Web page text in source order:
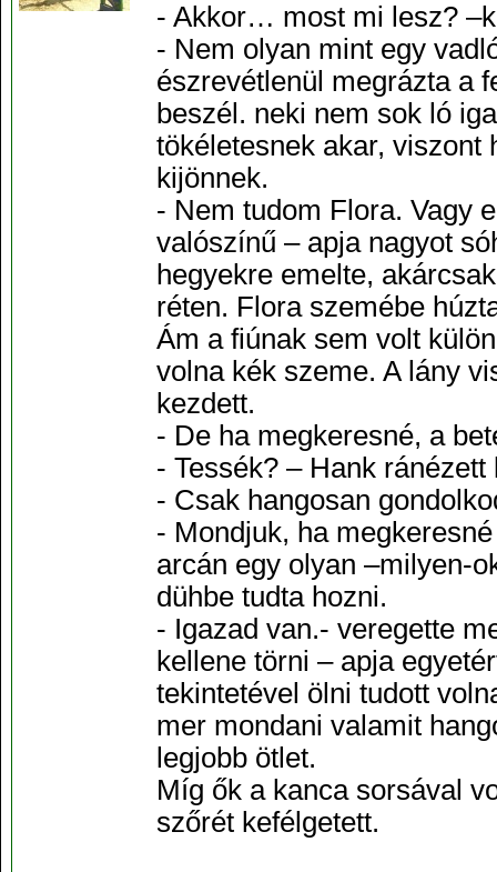
- Akkor… most mi lesz?
- Nem olyan mint egy
észrevétlenül megrázta a
beszél. neki nem sok ló
tökéletesnek akar, viszont
kijönnek.
- Nem tudom Flora. Vagy
valószínű – apja nagyot
hegyekre emelte,
réten. Flora szemébe
Ám a fiúnak sem volt
volna kék szeme. A lány
kezdett.
- De ha megkeresné, a
- Tessék? – Hank ránézett
- Csak hangosan
- Mondjuk, ha
arcán egy olyan –milyen-
dühbe tudta hozni.
- Igazad van.- veregette
kellene törni – apja
tekintetével ölni tudott
mer mondani valamit
legjobb ötlet.
Míg ők a kanca sorsával
szőrét kefélgetett.